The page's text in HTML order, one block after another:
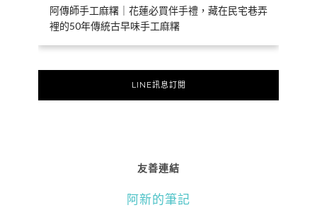
阿傳師手工麻糬｜花蓮必買伴手禮，藏在民宅巷弄
裡的50年傳統古早味手工麻糬
LINE訊息訂閱
友善連結
阿新的筆記